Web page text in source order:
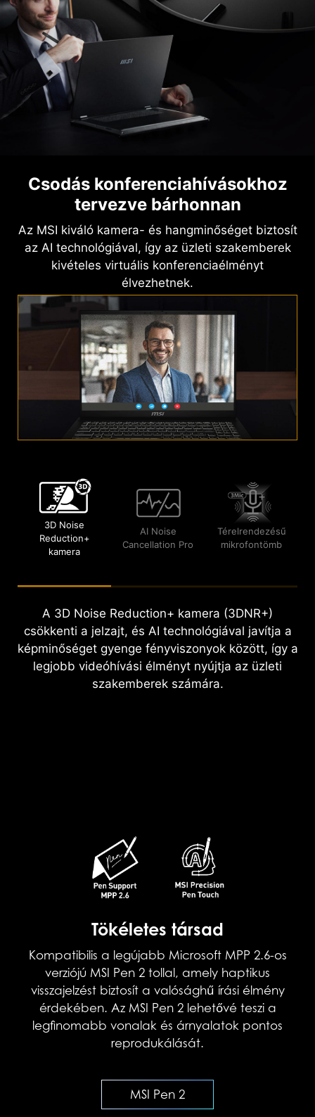
Csodás konferenciahívásokhoz
tervezve bárhonnan
Az MSI kiváló kamera- és hangminőséget biztosít
az AI technológiával, így az üzleti szakemberek
kivételes virtuális konferenciaélményt
élvezhetnek.
3D Noise
Reduction+
kamera
AI Noise
Cancellation Pro
Térelrendezésű
mikrofontömb
A 3D Noise Reduction+ kamera (3DNR+)
csökkenti a jelzajt, és AI technológiával javítja a
képminőséget gyenge fényviszonyok között, így a
legjobb videóhívási élményt nyújtja az üzleti
szakemberek számára.
Tökéletes társad
Kompatibilis a legújabb Microsoft MPP 2.6-os
verziójú MSI Pen 2 tollal, amely haptikus
visszajelzést biztosít a valósághű írási élmény
érdekében. Az MSI Pen 2 lehetővé teszi a
legfinomabb vonalak és árnyalatok pontos
reprodukálását.
MSI Pen 2